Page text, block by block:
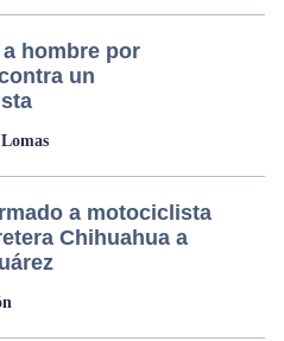
hombre por
un
a motociclista
Chihuahua a